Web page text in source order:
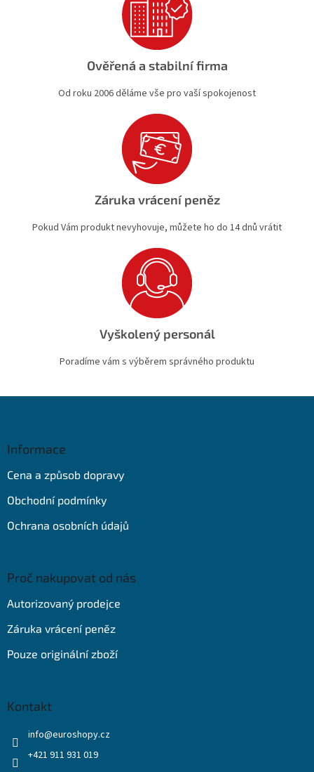
Ověřená a stabilní firma
Od roku 2006 děláme vše pro vaší spokojenost
Záruka vrácení peněz
Pokud Vám produkt nevyhovuje, můžete ho do 14 dnů vrátit
Vyškolený personál
Poradíme vám s výběrem správného produktu
Informace
Cena a způsob dopravy
Obchodní podmínky
Ochrana osobních údajů
Proč nakupovat od nás
Autorizovaný prodejce
Záruka vrácení peněz
Pouze originální zboží
Kontakt
info@euroshopy.cz
+421 911 931 019